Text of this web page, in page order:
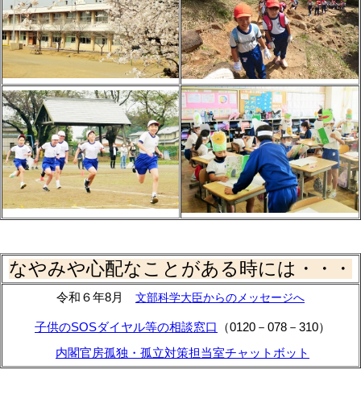
なやみや心配なことがある時には・・・
令和６年8月 文部科学大臣からのメッセージへ
子供のSOSダイヤル等の相談窓口
（0120－078－310）
内閣官房孤独・孤立対策担当室チャットボット